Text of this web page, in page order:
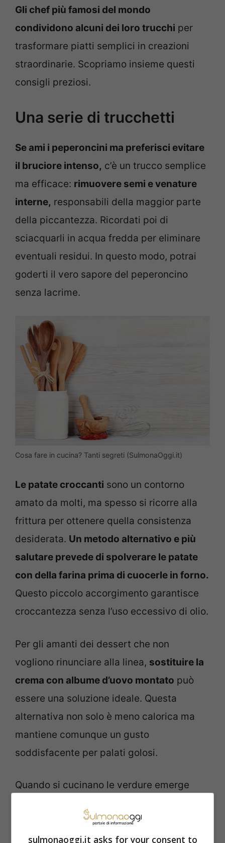
Gli chef più famosi del mondo
condividono alcuni dei loro trucchi per
trasformare piatti semplici in creazioni
straordinarie. Scopriamo insieme questi
consigli preziosi.
Una serie di trucchetti
Se ami i peperoncini ma preferisci evitare
il bruciore intenso, c’è un trucco semplice
ma efficace: rimuovere semi e venature
interne, responsabili della maggior parte
della piccantezza. Ricordati poi di
sciacquarli in acqua fredda per eliminare
eventuali residui. In questo modo, potrai
goderti il vero sapore del peperoncino
senza lacrime.
Cosa fare in cucina? Tanti segreti (SulmonaOggi.it)
Le patate croccanti sono un contorno
amato da molti, ma spesso si ricorre alla
frittura per ottenere quella consistenza
desiderata. Un metodo alternativo e più
salutare prevede di spolverare le patate
con della farina prima di cuocerle in forno.
Questo piccolo accorgimento garantisce
croccantezza senza l’uso eccessivo di olio.
Per gli amanti dei dessert che non
vogliono rinunciare alla linea, sostituire la
crema con albume d’uovo montato può
essere una soluzione ideale. Questa
alternativa non solo è meno calorica ma
mantiene comunque un gusto
soddisfacente per palati golosi.
Quando si cucinano le verdure emerge
o calda? La regola è semplice:
che crescono sotto terra vanno immerse
sulmonaoggi.it asks for your consent to